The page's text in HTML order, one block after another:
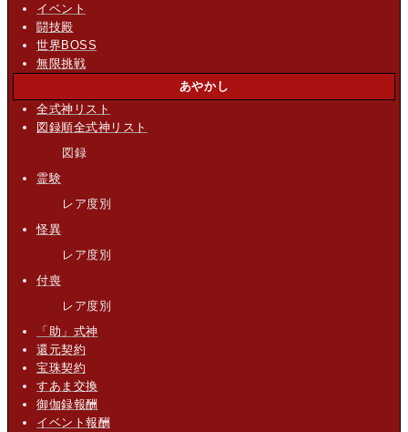
イベント
闘技殿
世界BOSS
無限挑戦
あやかし
全式神リスト
図録順全式神リスト
図録
霊験
レア度別
怪異
レア度別
付喪
レア度別
「助」式神
還元契約
宝珠契約
すあま交換
御伽録報酬
イベント報酬